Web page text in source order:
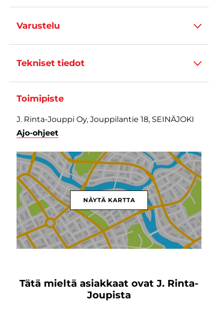
Varustelu
Tekniset tiedot
Toimipiste
J. Rinta-Jouppi Oy, Jouppilantie 18, SEINÄJOKI
Ajo-ohjeet
NÄYTÄ KARTTA
Tätä mieltä asiakkaat ovat J. Rinta-
Joupista